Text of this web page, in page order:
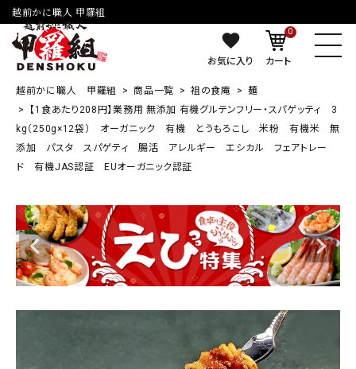
越前かに職人 甲羅組
お気に入り
0
カート
越前かに職人 甲羅組 商品一覧 祖の食庵
麺
【1食あたり208円】業務用 無添加 有機グルテンフリー・スパゲッティ 3
kg（250g×12袋） オーガニック 有機 とうもろこし 米粉 有機米 無
添加 パスタ スパゲティ 腸活 アレルギー エシカル フェアトレー
ド 有機JAS認証 EUオーガニック認証